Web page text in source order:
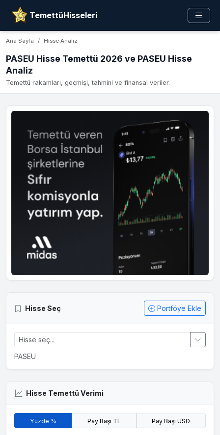
TemettüHisseleri
Ana Sayfa Hisse Analiz
PASEU Hisse Temettü 2026 ve PASEU Hisse
Analiz
Temettü rakamları, geçmişi, tahmini ve finansal veriler.
Hisse Seç Portföye Ekle
PASEU
Hisse Temettü Verimi
Yüzde % Pay Başı TL Pay Başı USD